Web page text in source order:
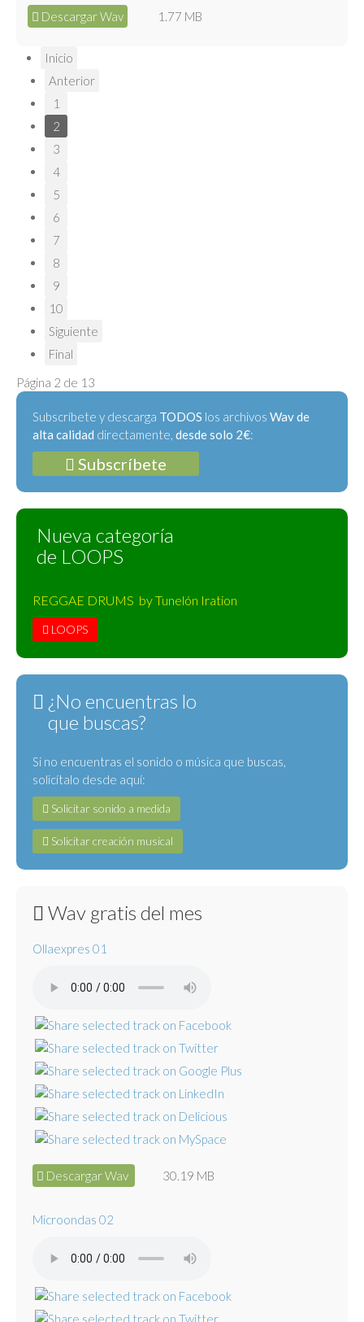
Descargar Wav 1.77 MB
Inicio
Anterior
1
2
3
4
5
6
7
8
9
10
Siguiente
Final
Página 2 de 13
Subscríbete y descarga TODOS los archivos Wav de
alta calidad directamente, desde solo 2€:
Subscríbete
Nueva categoría
de LOOPS
REGGAE DRUMS by Tunelón Iration
LOOPS
¿No encuentras lo
que buscas?
Si no encuentras el sonido o música que buscas,
solicítalo desde aquí:
Solicitar sonido a medida
Solicitar creación musical
Wav gratis del mes
Ollaexpres 01
Descargar Wav 30.19 MB
Microondas 02